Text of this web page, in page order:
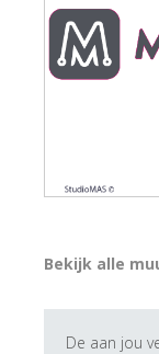
Bekijk alle
De aan jou